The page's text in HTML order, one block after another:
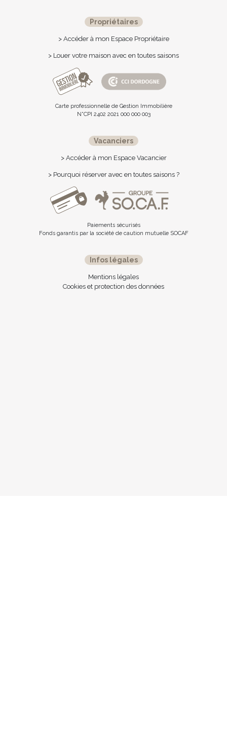
Propriétaires
> Accéder à mon Espace Propriétaire
> Louer votre maison avec en toutes saisons
Carte professionnelle de Gestion Immobilière
N°CPI 2402 2021 000 000 003
Vacanciers
> Accéder à mon Espace Vacancier
> Pourquoi réserver avec en toutes saisons ?
Paiements sécurisés
Fonds garantis par la société de caution mutuelle SOCAF
Infos légales
Mentions légales
Cookies et protection des données